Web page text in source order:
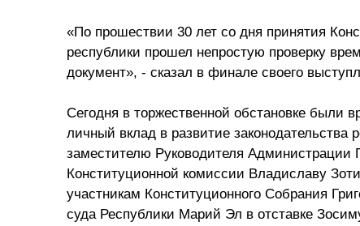
«По прошествии 30 лет со дня принятия
республики прошел непростую проверку
документ», - сказал в финале своего
Сегодня в торжественной обстановке были
личный вклад в развитие
заместителю Руководителя
Конституционной комиссии Владиславу
участникам Конституционного Собрания
суда Республики Марий Эл в отставке